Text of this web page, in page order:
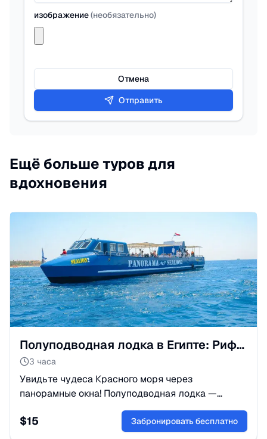
изображение(необязательно)
Отмена
Отправить
Ещё больше туров для
вдохновения
Полуподводная лодка в Египте: Рифы и рыбки без ныряния
3 часа
Увидьте чудеса Красного моря через
панорамные окна! Полуподводная лодка —
идеальный тур для семей: кораллы и рыбки в
полном комфорте. Бронируйте приключение!
$15 Забронировать бесплатно